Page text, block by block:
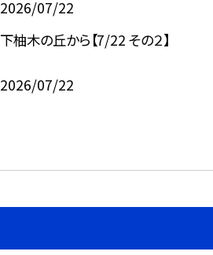
2026/07/22
下柚木の丘から【7/22 その２】
2026/07/22